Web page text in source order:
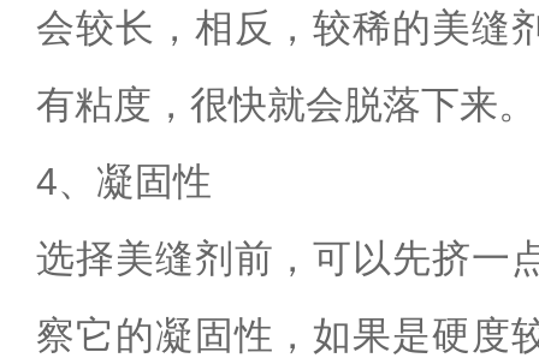
会较长，相反，较稀的美缝
有粘度，很快就会脱落下来。
4、凝固性
选择美缝剂前，可以先挤一
察它的凝固性，如果是硬度